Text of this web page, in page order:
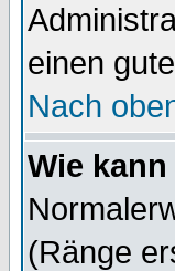
einen
Nach
Wie
(Ränge